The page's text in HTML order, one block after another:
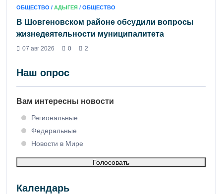
ОБЩЕСТВО / АДЫГЕЯ / ОБЩЕСТВО
В Шовгеновском районе обсудили вопросы
жизнедеятельности муниципалитета
07 авг 2026 0 2
Наш опрос
Вам интересны новости
Региональные
Федеральные
Новости в Мире
Голосовать
Календарь